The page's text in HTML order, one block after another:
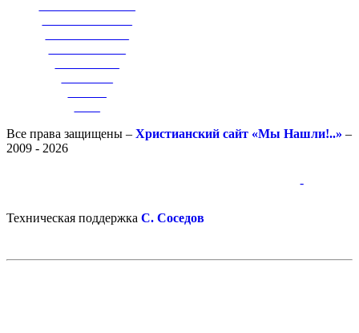
Все права защищены – Христианский сайт «Мы Нашли!..» –
2009 - 2026
-
Техническая поддержка С. Соседов